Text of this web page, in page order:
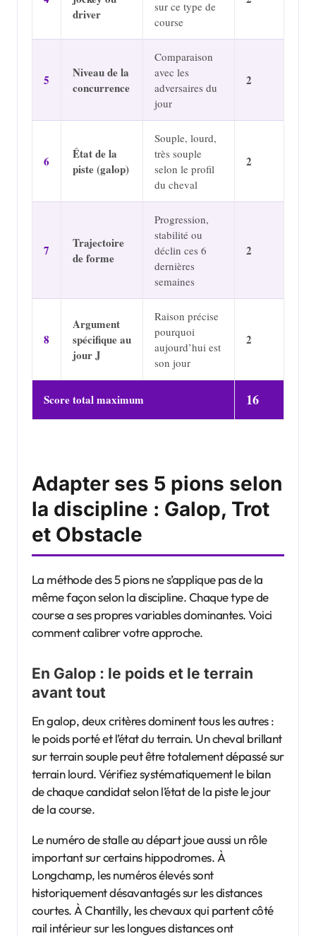
driver
sur ce type de
course
5
Niveau de la
concurrence
Comparaison
avec les
adversaires du
jour
2
6
État de la
piste (galop)
Souple, lourd,
très souple
selon le profil
du cheval
2
7
Trajectoire
de forme
Progression,
stabilité ou
déclin ces 6
dernières
semaines
2
8
Argument
spécifique au
jour J
Raison précise
pourquoi
aujourd’hui est
son jour
2
Score total maximum 16
Adapter ses 5 pions selon
la discipline : Galop, Trot
et Obstacle
La méthode des 5 pions ne s’applique pas de la
même façon selon la discipline. Chaque type de
course a ses propres variables dominantes. Voici
comment calibrer votre approche.
En Galop : le poids et le terrain
avant tout
En galop, deux critères dominent tous les autres :
le poids porté et l’état du terrain. Un cheval brillant
sur terrain souple peut être totalement dépassé sur
terrain lourd. Vérifiez systématiquement le bilan
de chaque candidat selon l’état de la piste le jour
de la course.
Le numéro de stalle au départ joue aussi un rôle
important sur certains hippodromes. À
Longchamp, les numéros élevés sont
historiquement désavantagés sur les distances
courtes. À Chantilly, les chevaux qui partent côté
rail intérieur sur les longues distances ont